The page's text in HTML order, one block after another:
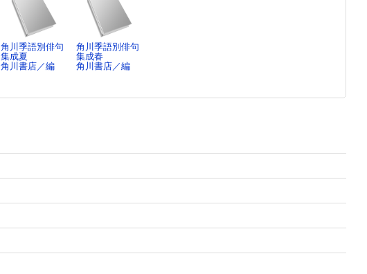
角川季語別俳句
集成夏
角川書店／編
角川季語別俳句
集成春
角川書店／編